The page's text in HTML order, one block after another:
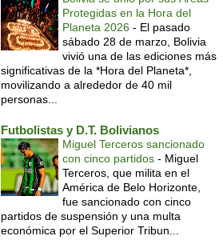
Protegidas en la Hora del
Planeta 2026 - El pasado
sábado 28 de marzo, Bolivia
vivió una de las ediciones más
significativas de la *Hora del Planeta*,
movilizando a alrededor de 40 mil
personas...
Futbolistas y D.T. Bolivianos
Miguel Terceros sancionado
con cinco partidos - Miguel
Terceros, que milita en el
América de Belo Horizonte,
fue sancionado con cinco
partidos de suspensión y una multa
económica por el Superior Tribun...